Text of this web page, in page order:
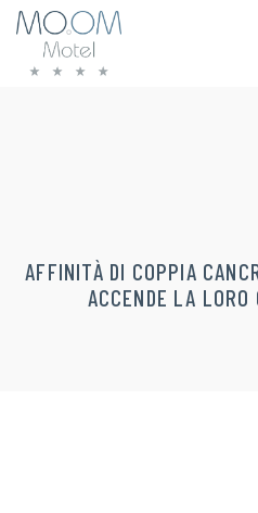
AFFINITÀ DI COPPIA
ACCENDE LA